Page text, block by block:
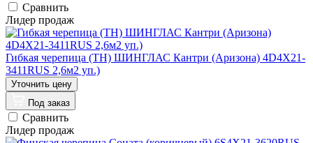
Сравнить
Лидер продаж
Гибкая черепица (ТН) ШИНГЛАС Кантри (Аризона) 4D4X21-
3411RUS 2,6м2 уп.)
Под заказ
Сравнить
Лидер продаж